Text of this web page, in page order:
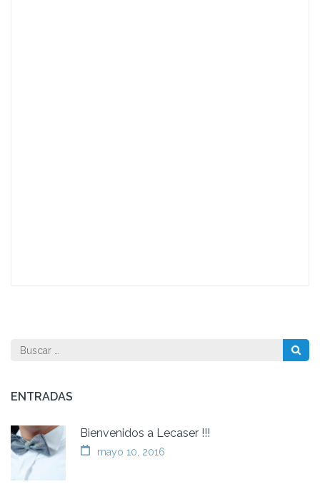
Buscar:
ENTRADAS
Bienvenidos a Lecaser !!!
mayo 10, 2016